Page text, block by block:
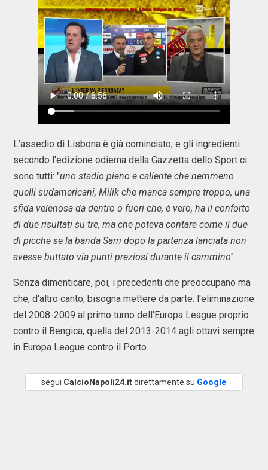
L’assedio di Lisbona è già cominciato, e gli ingredienti
secondo l'edizione odierna della Gazzetta dello Sport ci
sono tutti: "uno stadio pieno e caliente che nemmeno
quelli sudamericani, Milik che manca sempre troppo, una
sfida velenosa da dentro o fuori che, è vero, ha il conforto
di due risultati su tre, ma che poteva contare come il due
di picche se la banda Sarri dopo la partenza lanciata non
avesse buttato via punti preziosi durante il cammino".
Senza dimenticare, poi, i precedenti che preoccupano ma
che, d'altro canto, bisogna mettere da parte: l'eliminazione
del 2008-2009 al primo turno dell'Europa League proprio
contro il Bengica, quella del 2013-2014 agli ottavi sempre
in Europa League contro il Porto.
segui CalcioNapoli24.itdirettamente su Google